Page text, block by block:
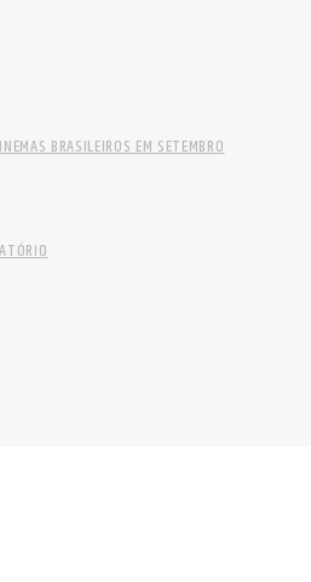
BRASILEIROS EM SETEMBRO